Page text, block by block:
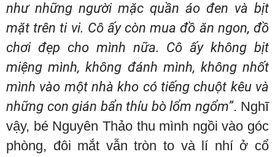
như những người mặc quần áo đen và bịt
mặt trên ti vi. Cô ấy còn mua đồ ăn ngon, đồ
chơi đẹp cho mình nữa. Cô ấy không bịt
miệng mình, không đánh mình, không nhốt
mình vào một nhà kho có tiếng chuột kêu và
những con gián bẩn thỉu bò lổm ngổm”. Nghĩ
vậy, bé Nguyên Thảo thu mình ngồi vào góc
phòng, đôi mắt vẫn tròn to và lí nhí ở cổ